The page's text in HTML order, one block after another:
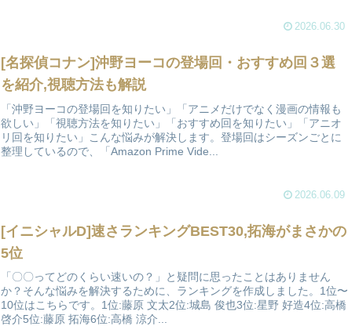
2026.06.30
[名探偵コナン]沖野ヨーコの登場回・おすすめ回３選
を紹介,視聴方法も解説
「沖野ヨーコの登場回を知りたい」「アニメだけでなく漫画の情報も
欲しい」「視聴方法を知りたい」「おすすめ回を知りたい」「アニオ
リ回を知りたい」こんな悩みが解決します。登場回はシーズンごとに
整理しているので、「Amazon Prime Vide...
2026.06.09
[イニシャルD]速さランキングBEST30,拓海がまさかの
5位
「〇〇ってどのくらい速いの？」と疑問に思ったことはありません
か？そんな悩みを解決するために、ランキングを作成しました。1位〜
10位はこちらです。1位:藤原 文太2位:城島 俊也3位:星野 好造4位:高橋
啓介5位:藤原 拓海6位:高橋 涼介...